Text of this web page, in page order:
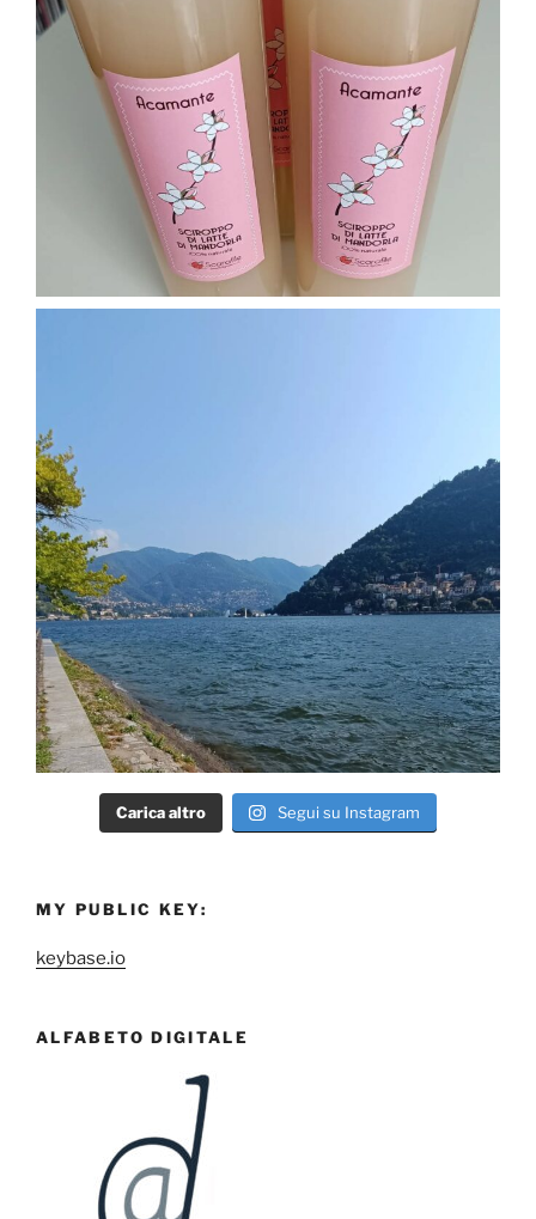
Carica altro Segui su Instagram
MY PUBLIC KEY:
keybase.io
ALFABETO DIGITALE